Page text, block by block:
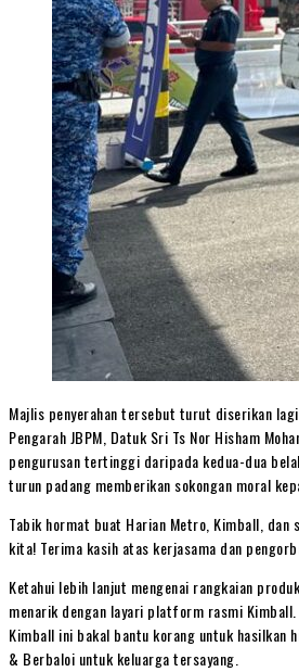
Majlis penyerahan tersebut turut diserikan
Pengarah JBPM, Datuk Sri Ts Nor Hisham
pengurusan tertinggi daripada kedua-dua
turun padang memberikan sokongan moral
Tabik hormat buat Harian Metro, Kimball, dan
kita! Terima kasih atas kerjasama dan
Ketahui lebih lanjut mengenai rangkaian
menarik dengan layari platform rasmi
Kimball ini bakal bantu korang untuk hasilkan
& Berbaloi untuk keluarga tersayang.